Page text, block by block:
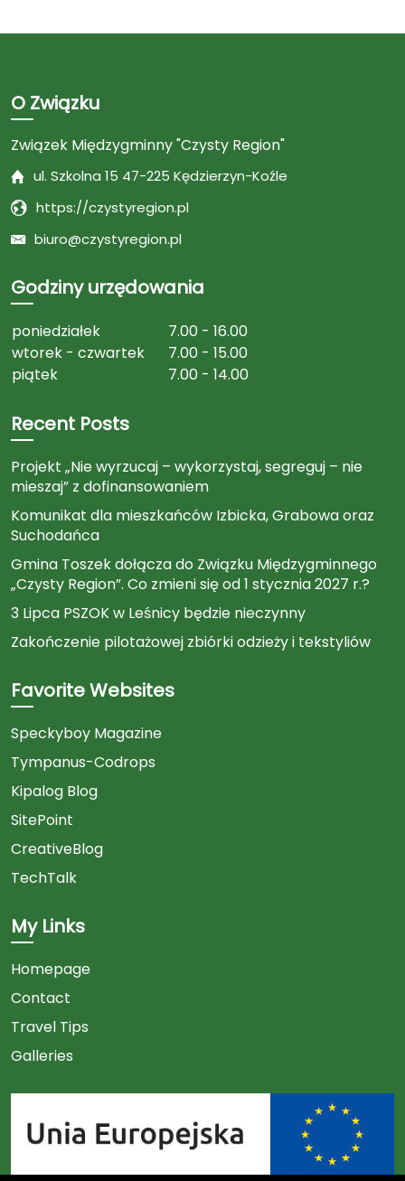
O Związku
Związek Międzygminny "Czysty Region"
ul. Szkolna 15 47-225 Kędzierzyn-Koźle
https://czystyregion.pl
biuro@czystyregion.pl
Godziny urzędowania
poniedziałek
7.00 - 16.00
wtorek - czwartek
7.00 - 15.00
piątek
7.00 - 14.00
Recent Posts
Projekt „Nie wyrzucaj – wykorzystaj, segreguj – nie
mieszaj” z dofinansowaniem
Komunikat dla mieszkańców Izbicka, Grabowa oraz
Suchodańca
Gmina Toszek dołącza do Związku Międzygminnego
„Czysty Region”. Co zmieni się od 1 stycznia 2027 r.?
3 Lipca PSZOK w Leśnicy będzie nieczynny
Zakończenie pilotażowej zbiórki odzieży i tekstyliów
Favorite Websites
Speckyboy Magazine
Tympanus-Codrops
Kipalog Blog
SitePoint
CreativeBlog
TechTalk
My Links
Homepage
Contact
Travel Tips
Galleries